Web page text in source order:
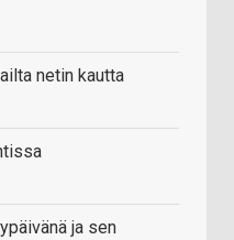
netin kautta
ja sen